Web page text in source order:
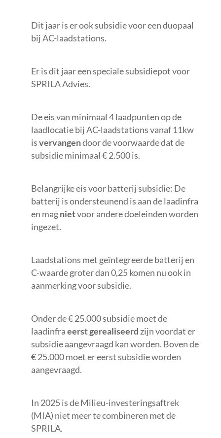
Dit jaar is erook subsidie vooreenduopaal
bij AC-laadstations.
Er is dit jaar een speciale subsidiepot voor
SPRILA Advies.
De eis van minimaal 4 laadpunten op de
laadlocatie bij AC-laadstations vanaf 11kw
isvervangendoor de voorwaarde dat de
subsidie minimaal € 2.500 is.
Belangrijke eis voor batterij subsidie: De
batterij is ondersteunend is aan de laadinfra
en magnietvoor andere doeleinden worden
ingezet.
Laadstations met geïntegreerde batterij en
C-waarde groter dan 0,25 komen nu ook in
aanmerking voor subsidie.
Onder de € 25.000 subsidie moet de
laadinfraeerst gerealiseerd zijn voordat er
subsidie aangevraagd kan worden. Boven de
€ 25.000 moet er eerst subsidie worden
aangevraagd.
In 2025 is de Milieu-investeringsaftrek
(MIA) niet meer te combineren met de
SPRILA.